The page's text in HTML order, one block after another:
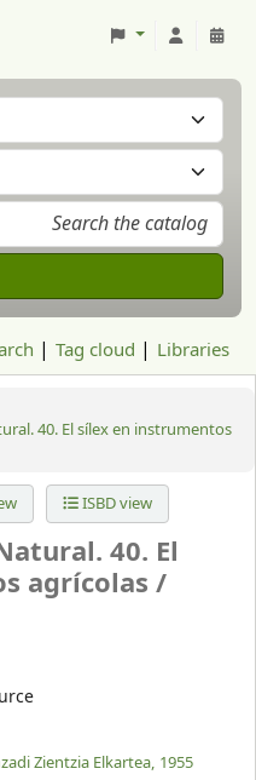
Tag cloud Libraries
40. El sílex en instrumentos
ISBD view
40. El
agrícolas /
Zientzia Elkartea, 1955